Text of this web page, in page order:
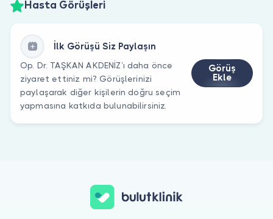
Hasta Görüşleri
İlk Görüşü Siz Paylaşın
Op. Dr. TAŞKAN AKDENİZ’ı daha önce
ziyaret ettiniz mi? Görüşlerinizi
paylaşarak diğer kişilerin doğru seçim
yapmasına katkıda bulunabilirsiniz.
Görüş
Ekle